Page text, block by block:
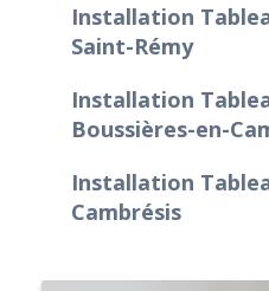
Installation
Saint-Rémy
Installation
Boussières-en-
Installation
Cambrésis